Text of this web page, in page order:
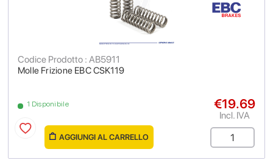
Molle Frizione EBC CSK119
Codice Prodotto : AB5911
1 Disponibile €19.69
Incl. IVA
AGGIUNGI AL CARRELLO